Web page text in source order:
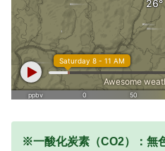
※一酸化炭素（CO2）：無